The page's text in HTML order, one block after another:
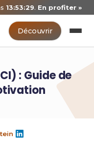
13:53:29. En profiter »
Découvrir
: Guide de